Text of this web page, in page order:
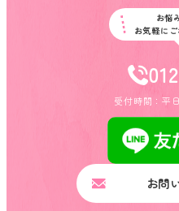
受付時間：平
お悩
お気軽に
お問